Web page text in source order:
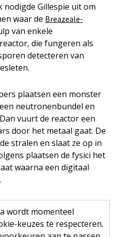
nodigde Gillespie uit om
waar de Breazeale-
van enkele
die fungeren als
detecteren van
plaatsen een monster
neutronenbundel en
vuurt de reactor een
door het metaal gaat. De
stralen en slaat ze op in
plaatsen de fysici het
waarna een digitaal
wordt momenteel
keuzes te respecteren.